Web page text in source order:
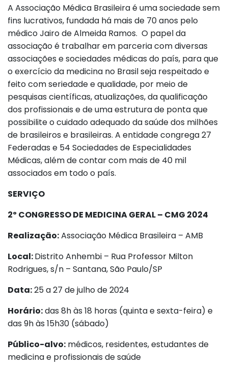
A Associação Médica Brasileira é uma sociedade sem
fins lucrativos, fundada há mais de 70 anos pelo
médico Jairo de Almeida Ramos. O papel da
associação é trabalhar em parceria com diversas
associações e sociedades médicas do país, para que
o exercício da medicina no Brasil seja respeitado e
feito com seriedade e qualidade, por meio de
pesquisas científicas, atualizações, da qualificação
dos profissionais e de uma estrutura de ponta que
possibilite o cuidado adequado da saúde dos milhões
de brasileiros e brasileiras. A entidade congrega 27
Federadas e 54 Sociedades de Especialidades
Médicas, além de contar com mais de 40 mil
associados em todo o país.
SERVIÇO
2º CONGRESSO DE MEDICINA GERAL – CMG 2024
Realização:Associação Médica Brasileira – AMB
Local:Distrito Anhembi – Rua Professor Milton
Rodrigues, s/n – Santana, São Paulo/SP
Data:25 a 27 de julho de 2024
Horário:das 8h às 18 horas (quinta e sexta-feira) e
das 9h às 15h30 (sábado)
Público-alvo: médicos, residentes, estudantes de
medicina e profissionais de saúde